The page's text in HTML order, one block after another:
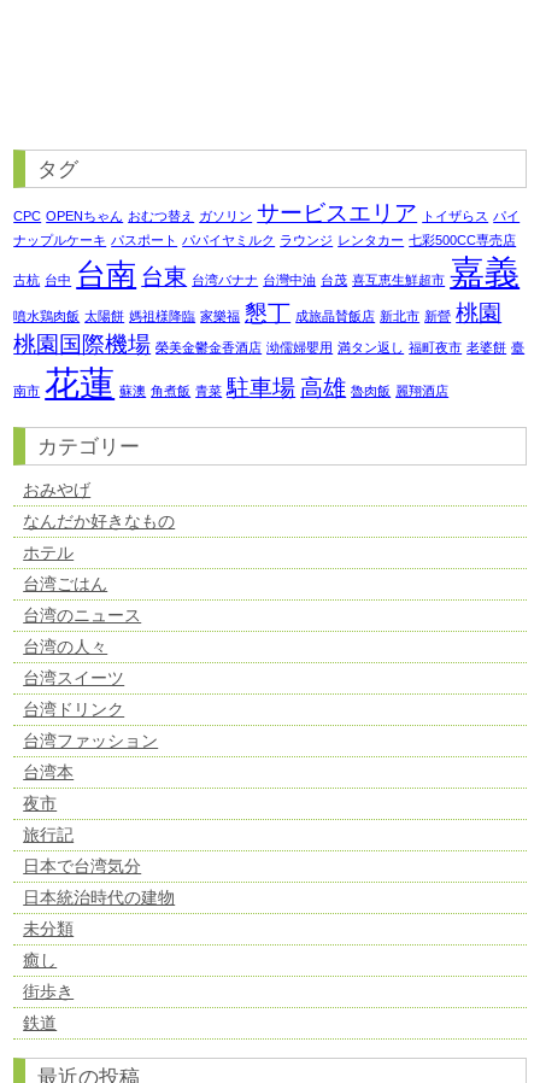
タグ
CPC OPENちゃん おむつ替え ガソリン サービスエリア トイザらス パイ
ナップルケーキ パスポート パパイヤミルク ラウンジ レンタカー 七彩500CC専売店
古杭 台中 台南 台東 台湾バナナ 台灣中油 台茂 喜互恵生鮮超市 嘉義
噴水鶏肉飯 太陽餅 媽祖様降臨 家樂福 懇丁 成旅晶賛飯店 新北市 新營 桃園
桃園国際機場 榮美金鬱金香酒店 泑儒婦嬰用 満タン返し 福町夜市 老婆餅 臺
南市 花蓮 蘇澳 角煮飯 青菜 駐車場 高雄 魯肉飯 麗翔酒店
カテゴリー
おみやげ
なんだか好きなもの
ホテル
台湾ごはん
台湾のニュース
台湾の人々
台湾スイーツ
台湾ドリンク
台湾ファッション
台湾本
夜市
旅行記
日本で台湾気分
日本統治時代の建物
未分類
癒し
街歩き
鉄道
最近の投稿